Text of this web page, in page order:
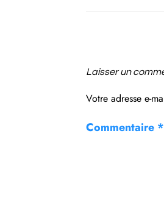
Laisser un
Votre adresse e-
Commentaire *